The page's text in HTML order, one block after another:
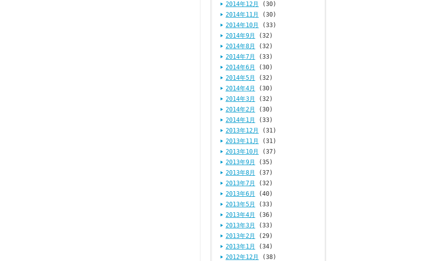
2014年12月
(30)
2014年11月
(30)
2014年10月
(33)
2014年9月
(32)
2014年8月
(32)
2014年7月
(33)
2014年6月
(30)
2014年5月
(32)
2014年4月
(30)
2014年3月
(32)
2014年2月
(30)
2014年1月
(33)
2013年12月
(31)
2013年11月
(31)
2013年10月
(37)
2013年9月
(35)
2013年8月
(37)
2013年7月
(32)
2013年6月
(40)
2013年5月
(33)
2013年4月
(36)
2013年3月
(33)
2013年2月
(29)
2013年1月
(34)
2012年12月
(38)